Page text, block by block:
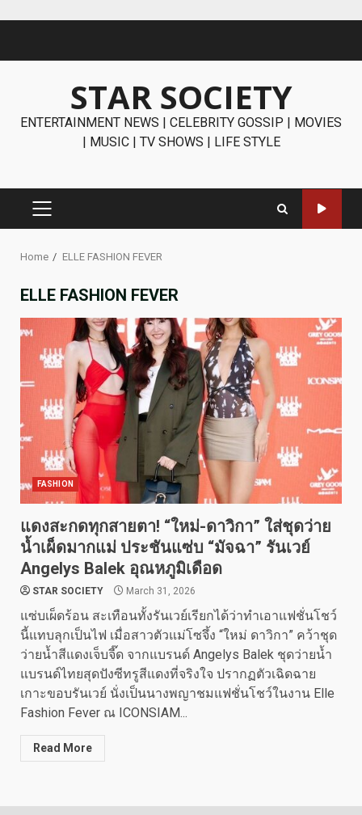
STAR SOCIETY
ENTERTAINMENT NEWS | CELEBRITY GOSSIP | MOVIES
| MUSIC | TV SHOWS | LIFE STYLE
PRIMARY
Home ELLE FASHION FEVER
ELLE FASHION FEVER
FASHION
แดงสะกดทุกสายตา! “ใหม่-ดาวิกา” ใส่ชุดว่าย
น้ำเผ็ดมากแม่ ประชันแซ่บ “มัจฉา” รันเวย์
Angelys Balek อุณหภูมิเดือด
STAR SOCIETY March 31, 2026
แซ่บเผ็ดร้อน สะเทือนทั้งรันเวย์เรียกได้ว่าทำเอาแฟชั่นโชว์
นี้แทบลุกเป็นไฟ เมื่อสาวตัวแม่โซจึ้ง “ใหม่ ดาวิกา” คว้าชุด
ว่ายน้ำสีแดงเจ็บจี๊ด จากแบรนด์ Angelys Balek ชุดว่ายน้ำ
แบรนด์ไทยสุดปังซีทรูสีแดงที่จริงใจ ปรากฏตัวเฉิดฉาย
เกาะขอบรันเวย์ นั่งเป็นนางพญาชมแฟชั่นโชว์ในงาน Elle
Fashion Fever ณ ICONSIAM...
Read More